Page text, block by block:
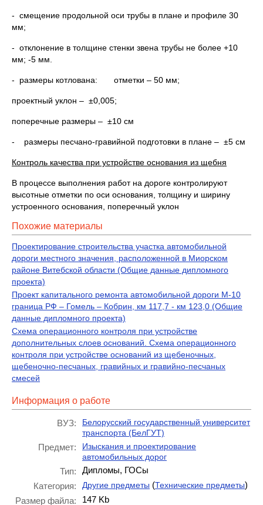
- смещение продольной оси трубы в плане и профиле 30
мм;
- отклонение в толщине стенки звена трубы не более +10
мм; -5 мм.
- размеры котлована: отметки – 50 мм;
проектный уклон – ±0,005;
поперечные размеры – ±10 см
- размеры песчано-гравийной подготовки в плане – ±5 см
Контроль качества при устройстве основания из щебня
В процессе выполнения работ на дороге контролируют
высотные отметки по оси основания, толщину и ширину
устроенного основания, поперечный уклон
Похожие материалы
Проектирование строительства участка автомобильной
дороги местного значения, расположенной в Миорском
районе Витебской области (Общие данные дипломного
проекта)
Проект капитального ремонта автомобильной дороги М-10
граница РФ – Гомель – Кобрин, км 117,7 - км 123,0 (Общие
данные дипломного проекта)
Схема операционного контроля при устройстве
дополнительных слоев оснований. Схема операционного
контроля при устройстве оснований из щебеночных,
щебеночно-песчаных, гравийных и гравийно-песчаных
смесей
Информация о работе
ВУЗ:
Белорусский государственный университет
транспорта (БелГУТ)
Предмет:
Изыскания и проектирование
автомобильных дорог
Тип:
Дипломы, ГОСы
Категория:
Другие предметы (Технические предметы)
Размер файла:
147 Kb